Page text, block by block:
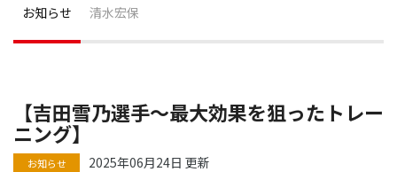
お知らせ 清水宏保
【吉田雪乃選手～最大効果を狙ったトレー
ニング】
2025年06月24日 更新